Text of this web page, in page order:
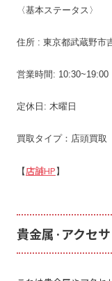
〈基本ステータス〉
住所 : 東京都武蔵野市
営業時間: 10:30~19:00
定休日: 木曜日
買取タイプ：店頭買取
【 店舗HP 】
貴金属·アクセ